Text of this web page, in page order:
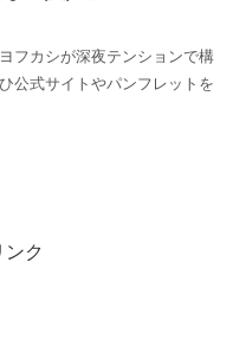
フカシが深夜テンションで構
公式サイトやパンフレットを
ンク